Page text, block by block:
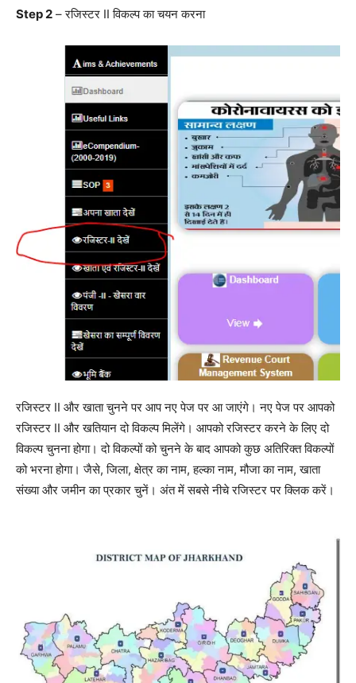
Step 2 – रजिस्टर II विकल्प का चयन करना
रजिस्टर II और खाता चुनने पर आप नए पेज पर आ जाएंगे। नए पेज पर आपको
रजिस्टर II और खतियान दो विकल्प मिलेंगे। आपको रजिस्टर करने के लिए दो
विकल्प चुनना होगा। दो विकल्पों को चुनने के बाद आपको कुछ अतिरिक्त विकल्पों
को भरना होगा। जैसे, जिला, क्षेत्र का नाम, हल्का नाम, मौजा का नाम, खाता
संख्या और जमीन का प्रकार चुनें। अंत में सबसे नीचे रजिस्टर पर क्लिक करें।